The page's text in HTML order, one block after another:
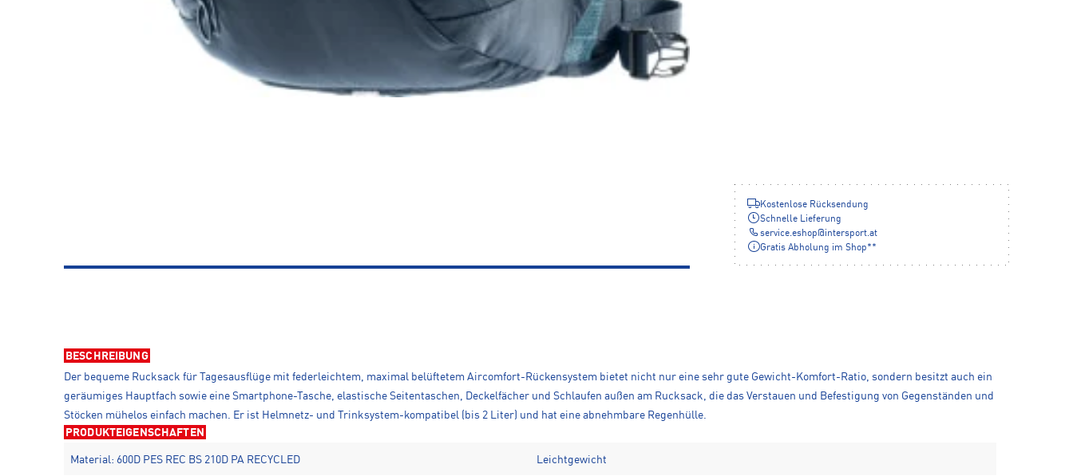
Kostenlose Rücksendung
Schnelle Lieferung
service.eshop@intersport.at
Gratis Abholung im Shop**
BESCHREIBUNG
Der bequeme Rucksack für Tagesausflüge mit federleichtem, maximal belüftetem Aircomfort-Rückensystem bietet nicht nur eine sehr gute Gewicht-Komfort-Ratio, sondern besitzt auch ein
geräumiges Hauptfach sowie eine Smartphone-Tasche, elastische Seitentaschen, Deckelfächer und Schlaufen außen am Rucksack, die das Verstauen und Befestigung von Gegenständen und
Stöcken mühelos einfach machen. Er ist Helmnetz- und Trinksystem-kompatibel (bis 2 Liter) und hat eine abnehmbare Regenhülle.
PRODUKTEIGENSCHAFTEN
Material: 600D PES REC BS 210D PA RECYCLED Leichtgewicht